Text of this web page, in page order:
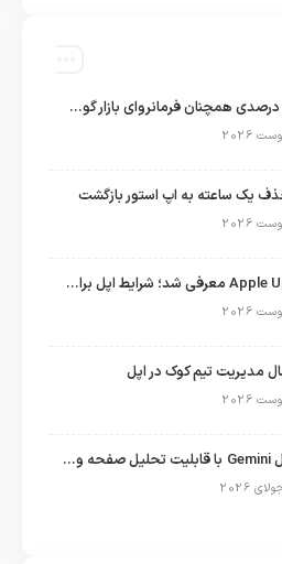
اپل با سهم ۶۵ درصدی همچنان فرمانروای بازار گوشی‌های پریمیوم جهان است
یک ساعته به اپ استور بازگشت
برنامه Apple Upgrade معرفی شد؛ شرایط اپل برای اجاره آیفون، آیپد، مک و اپل واچ
نسخه مک گوگل Gemini با قابلیت تحلیل صفحه و دستورات صوتی در به‌روزرسانی جدید